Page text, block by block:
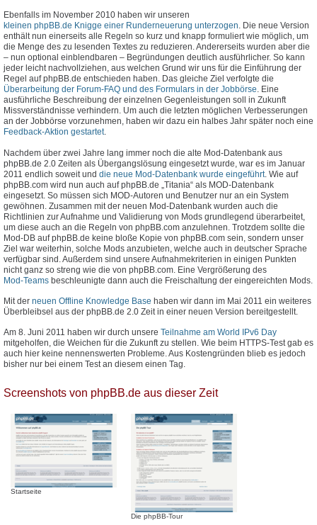
Ebenfalls im November 2010 haben wir unseren
kleinen phpBB.de Knigge einer Runderneuerung unterzogen. Die neue Version
enthält nun einerseits alle Regeln so kurz und knapp formuliert wie möglich, um
die Menge des zu lesenden Textes zu reduzieren. Andererseits wurden aber die
– nun optional einblendbaren – Begründungen deutlich ausführlicher. So kann
jeder leicht nachvollziehen, aus welchen Grund wir uns für die Einführung der
Regel auf phpBB.de entschieden haben. Das gleiche Ziel verfolgte die
Überarbeitung der Forum-FAQ und des Formulars in der Jobbörse. Eine
ausführliche Beschreibung der einzelnen Gegenleistungen soll in Zukunft
Missverständnisse verhindern. Um auch die letzten möglichen Verbesserungen
an der Jobbörse vorzunehmen, haben wir dazu ein halbes Jahr später noch eine
Feedback-Aktion gestartet.
Nachdem über zwei Jahre lang immer noch die alte Mod-Datenbank aus
phpBB.de 2.0 Zeiten als Übergangslösung eingesetzt wurde, war es im Januar
2011 endlich soweit und die neue Mod-Datenbank wurde eingeführt. Wie auf
phpBB.com wird nun auch auf phpBB.de „Titania“ als MOD-Datenbank
eingesetzt. So müssen sich MOD-Autoren und Benutzer nur an ein System
gewöhnen. Zusammen mit der neuen Mod-Datenbank wurden auch die
Richtlinien zur Aufnahme und Validierung von Mods grundlegend überarbeitet,
um diese auch an die Regeln von phpBB.com anzulehnen. Trotzdem sollte die
Mod-DB auf phpBB.de keine bloße Kopie von phpBB.com sein, sondern unser
Ziel war weiterhin, solche Mods anzubieten, welche auch in deutscher Sprache
verfügbar sind. Außerdem sind unsere Aufnahmekriterien in einigen Punkten
nicht ganz so streng wie die von phpBB.com. Eine Vergrößerung des
Mod-Teams beschleunigte dann auch die Freischaltung der eingereichten Mods.
Mit der neuen Offline Knowledge Base haben wir dann im Mai 2011 ein weiteres
Überbleibsel aus der phpBB.de 2.0 Zeit in einer neuen Version bereitgestellt.
Am 8. Juni 2011 haben wir durch unsere Teilnahme am World IPv6 Day
mitgeholfen, die Weichen für die Zukunft zu stellen. Wie beim HTTPS-Test gab es
auch hier keine nennenswerten Probleme. Aus Kostengründen blieb es jedoch
bisher nur bei einem Test an diesem einen Tag.
Screenshots von phpBB.de aus dieser Zeit
Startseite
Die phpBB-Tour